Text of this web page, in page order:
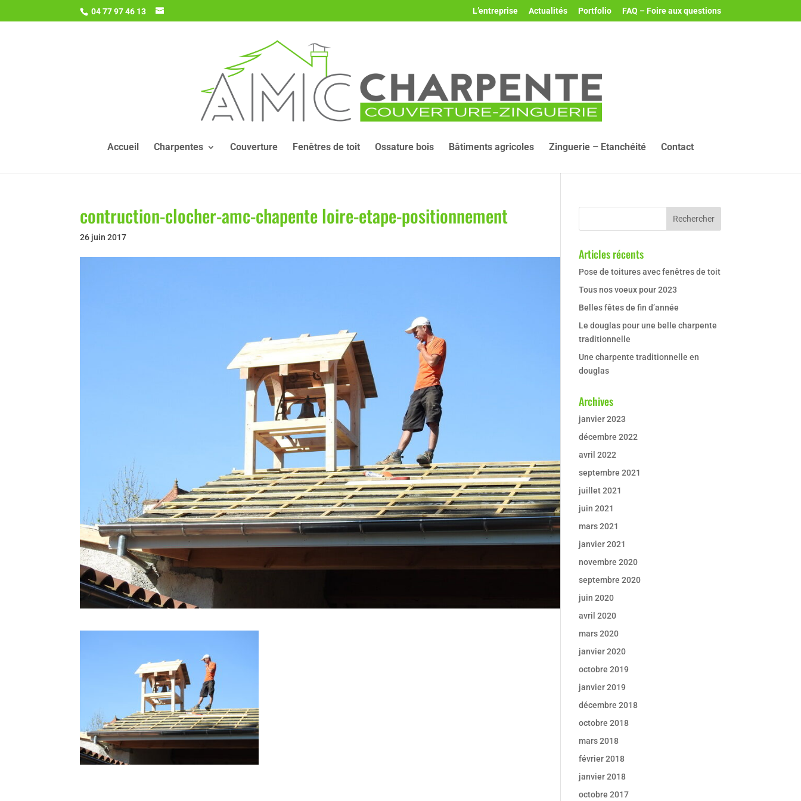
04 77 97 46 13 L’entreprise Actualités Portfolio FAQ – Foire aux questions
Accueil Charpentes Couverture Fenêtres de toit Ossature bois Bâtiments agricoles Zinguerie – Etanchéité Contact
contruction-clocher-amc-chapente loire-etape-positionnement
26 juin 2017
Articles récents
Pose de toitures avec fenêtres de toit
Tous nos voeux pour 2023
Belles fêtes de fin d’année
Le douglas pour une belle charpente
traditionnelle
Une charpente traditionnelle en
douglas
Archives
janvier 2023
décembre 2022
avril 2022
septembre 2021
juillet 2021
juin 2021
mars 2021
janvier 2021
novembre 2020
septembre 2020
juin 2020
avril 2020
mars 2020
janvier 2020
octobre 2019
janvier 2019
décembre 2018
octobre 2018
mars 2018
février 2018
janvier 2018
octobre 2017